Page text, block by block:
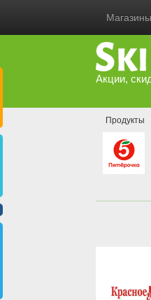
Магазины
Акции,
Продукты